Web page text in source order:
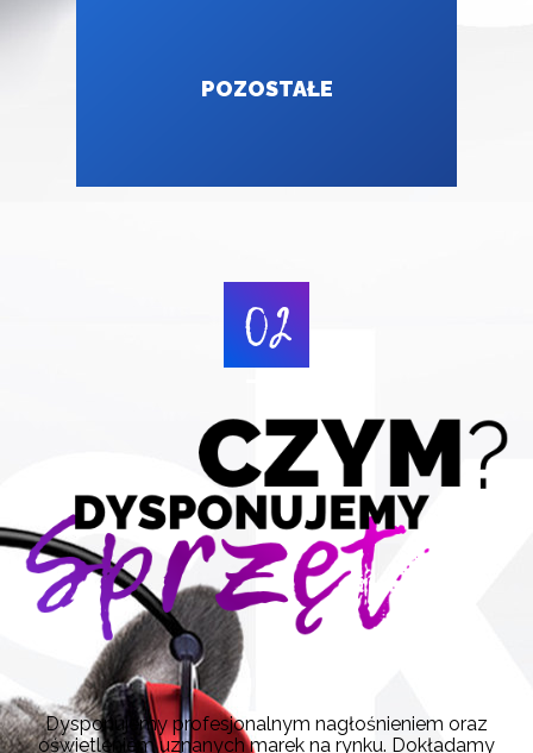
POZOSTAŁE
Dysponujemy profesjonalnym nagłośnieniem oraz
oświetleniem uznanych marek na rynku. Dokładamy